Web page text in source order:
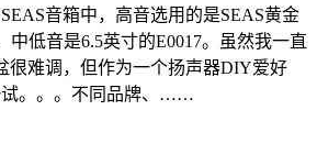
音箱中，高音选用的是SEAS黄金
中低音是6.5英寸的E0017。虽然我一直
很难调，但作为一个扬声器DIY爱好
试。。。不同品牌、……